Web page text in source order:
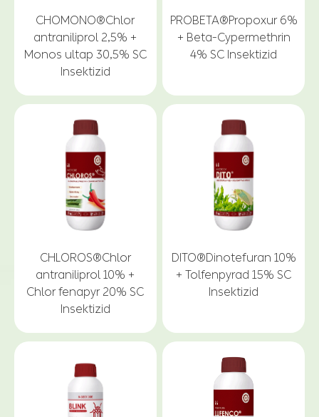
CHOMONO®Chlor
antraniliprol 2,5% +
Monos ultap 30,5% SC
Insektizid
PROBETA®Propoxur 6%
+ Beta-Cypermethrin
4% SC Insektizid
CHLOROS®Chlor
antraniliprol 10% +
Chlor fenapyr 20% SC
Insektizid
DITO®Dinotefuran 10%
+ Tolfenpyrad 15% SC
Insektizid